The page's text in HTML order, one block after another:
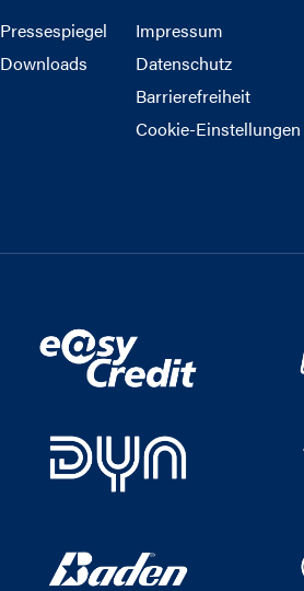
Pressespiegel
Downloads
Impressum
Datenschutz
Barrierefreiheit
Cookie-Einstellungen